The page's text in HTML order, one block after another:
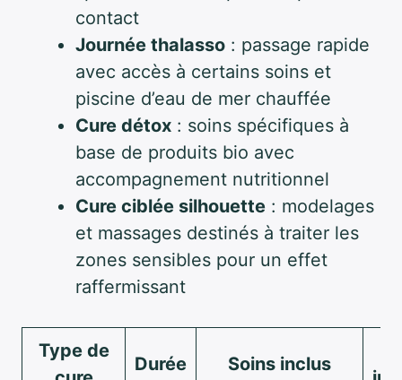
contact
Journée thalasso : passage rapide
avec accès à certains soins et
piscine d’eau de mer chauffée
Cure détox : soins spécifiques à
base de produits bio avec
accompagnement nutritionnel
Cure ciblée silhouette : modelages
et massages destinés à traiter les
zones sensibles pour un effet
raffermissant
Type de
Durée Soins inclus